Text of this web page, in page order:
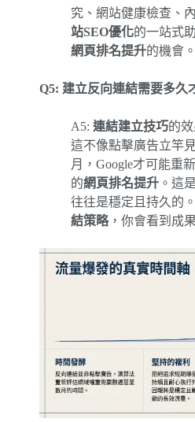
究、網站健康檢查、
站SEO優化的一站式
網頁排名提升的機會。
Q5: 建立反向連結需要多久
A5: 連結建立技巧的
這不像點擊廣告立竿
月，Google才可能重
的網頁排名提升 。這
往往是穩定且持久的
結策略，你會看到成